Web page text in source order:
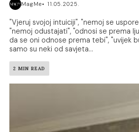
MagMe 11.05.2025.
"Vjeruj svojoj intuiciji", "nemoj se
"nemoj odustajati", "odnosi se prema
da se oni odnose prema tebi", "uvijek
samo su neki od savjeta...
2 MIN READ